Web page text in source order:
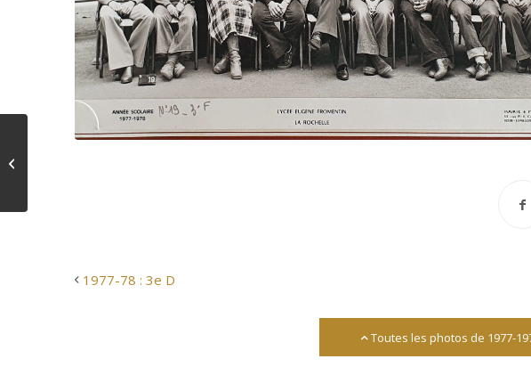
Archives
1977-78 : 3e D
Toutes les photos de 1977-